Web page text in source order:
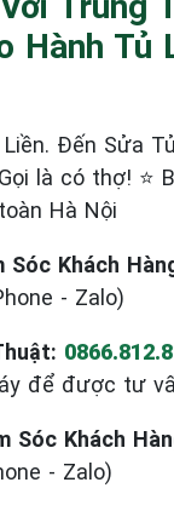
Hành Tủ
Đến Sửa
là có thợ! ⭐
Hà Nội
Sóc Khách
- Zalo)
để được tư
Sóc Khách
- Zalo)